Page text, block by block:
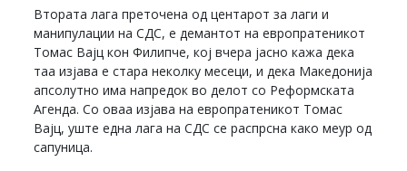
Втората лага преточена од центарот за лаги и
манипулации на СДС, е демантот на европратеникот
Томас Вајц кон Филипче, кој вчера јасно кажа дека
таа изјава е стара неколку месеци, и дека Македонија
апсолутно има напредок во делот со Реформската
Агенда. Со оваа изјава на европратеникот Томас
Вајц, уште една лага на СДС се распрсна како меур од
сапуница.